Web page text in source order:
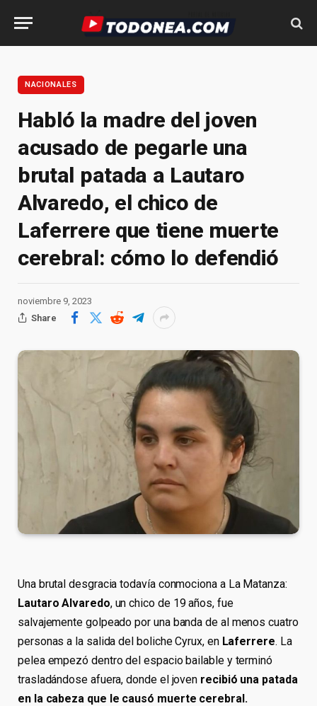
NACIONALES
Habló la madre del joven
acusado de pegarle una
brutal patada a Lautaro
Alvaredo, el chico de
Laferrere que tiene muerte
cerebral: cómo lo defendió
noviembre 9, 2023
Share
Una brutal desgracia todavía conmociona a La Matanza:
Lautaro Alvaredo, un chico de 19 años, fue
salvajemente golpeado por una banda de al menos cuatro
personas a la salida del boliche Cyrux, en Laferrere. La
pelea empezó dentro del espacio bailable y terminó
trasladándose afuera, donde el joven recibió una patada
en la cabeza que le causó muerte cerebral.